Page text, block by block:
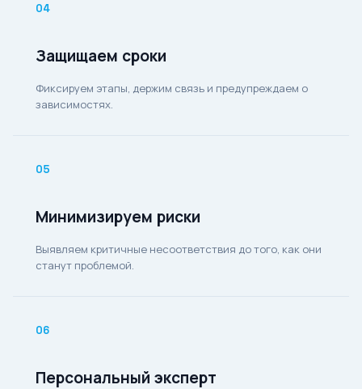
04
Защищаем сроки
Фиксируем этапы, держим связь и предупреждаем о
зависимостях.
05
Минимизируем риски
Выявляем критичные несоответствия до того, как они
станут проблемой.
06
Персональный эксперт